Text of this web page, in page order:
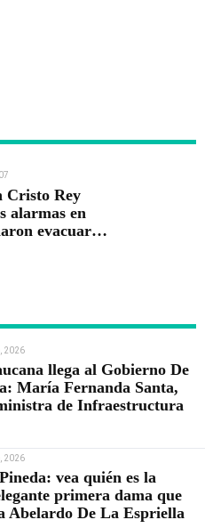
Cristo Rey
alarmas en
evacuar
2026
llega al Gobierno De
María Fernanda Santa,
de Infraestructura
2026
vea quién es la
primera dama que
Abelardo De La Espriella